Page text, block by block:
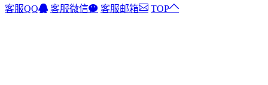
客服QQ
客服微信 客服邮箱 TOP